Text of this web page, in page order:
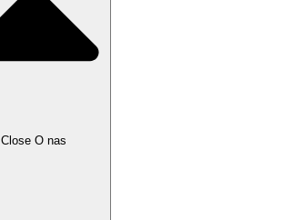
Close O nas